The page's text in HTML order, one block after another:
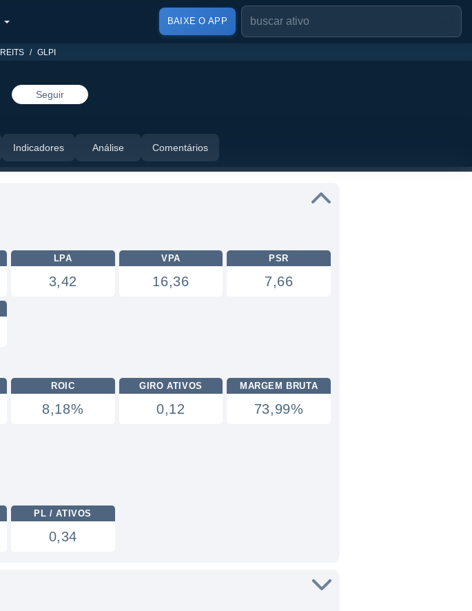
BAIXE O APP
REITS GLPI
Seguir
Indicadores Análise Comentários
LPA
3,42
VPA
16,36
PSR
7,66
ROIC
8,18%
GIRO ATIVOS
0,12
MARGEM BRUTA
73,99%
PL / ATIVOS
0,34